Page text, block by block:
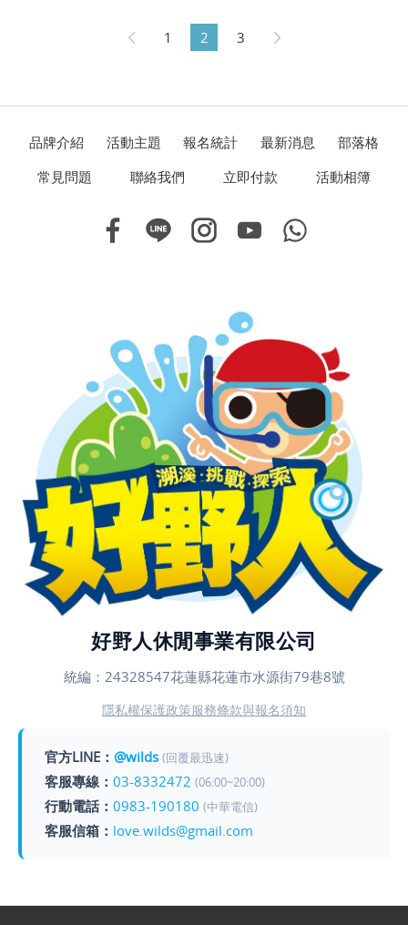
1 2 3
品牌介紹 活動主題 報名統計 最新消息
部落格
常見問題
聯絡我們 立即付款 活動相簿
好野人休閒事業有限公司
統編：24328547花蓮縣花蓮市水源街79巷8號
隱私權保護政策服務條款與報名須知
官方LINE： @wilds (回覆最迅速)
客服專線： 03-8332472 (06:00~20:00)
行動電話： 0983-190180 (中華電信)
客服信箱： love.wilds@gmail.com